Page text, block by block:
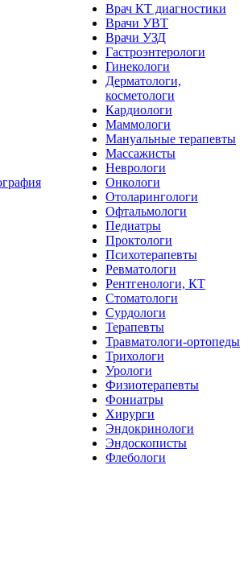
Врач КТ диагностики
Врачи УВТ
Врачи УЗД
Гастроэнтерологи
Гинекологи
Дерматологи,
косметологи
Кардиологи
Маммологи
Мануальные терапевты
Массажисты
Неврологи
Онкологи
Отоларингологи
Офтальмологи
Педиатры
Проктологи
Психотерапевты
Ревматологи
Рентгенологи, КТ
Стоматологи
Сурдологи
Терапевты
Травматологи-ортопеды
Трихологи
Урологи
Физиотерапевты
Фониатры
Хирурги
Эндокринологи
Эндоскописты
Флебологи